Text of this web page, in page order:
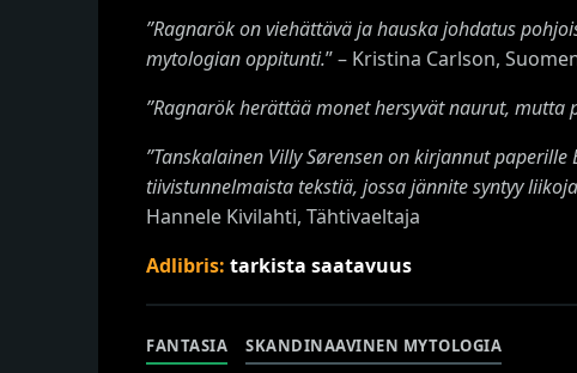
”Ragnarök on viehättävä ja hauska johdatus
mytologian oppitunti.” – Kristina Carlson,
”Ragnarök herättää monet hersyvät naurut,
”Tanskalainen Villy Sørensen on kirjannut
tiivistunnelmaista tekstiä, jossa jännite syntyy
Hannele Kivilahti, Tähtivaeltaja
Adlibris: tarkista saatavuus
FANTASIA SKANDINAAVINEN MYTOLOGIA